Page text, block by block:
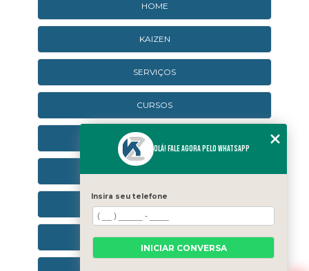
HOME
KAIZEN
SERVIÇOS
CURSOS
CURSOS ONLINE
CONTATO
CATEGORIAS
Olá! Fale agora pelo WhatsApp
Insira seu telefone
INICIAR CONVERSA